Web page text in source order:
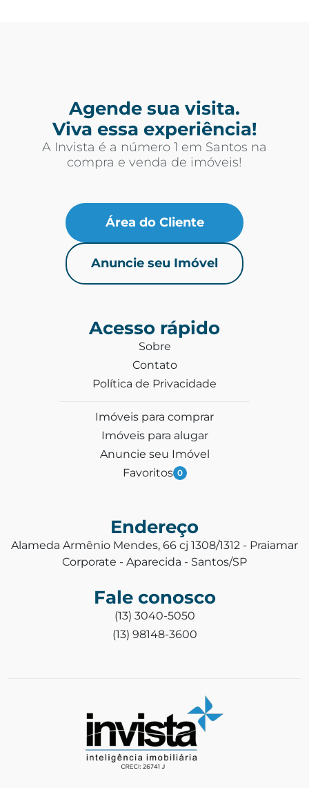
Agende sua visita.
Viva essa experiência!
A Invista é a número 1 em Santos na
compra e venda de imóveis!
Área do Cliente
Anuncie seu Imóvel
Acesso rápido
Sobre
Contato
Política de Privacidade
Imóveis para comprar
Imóveis para alugar
Anuncie seu Imóvel
Favoritos 0
Endereço
Alameda Armênio Mendes, 66 cj 1308/1312 - Praiamar
Corporate - Aparecida - Santos/SP
Fale conosco
(13) 3040-5050
(13) 98148-3600